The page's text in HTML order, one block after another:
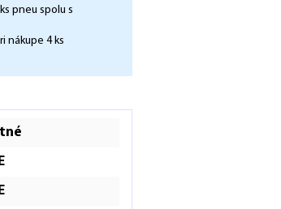
pneu spolu s
nákupe 4 ks